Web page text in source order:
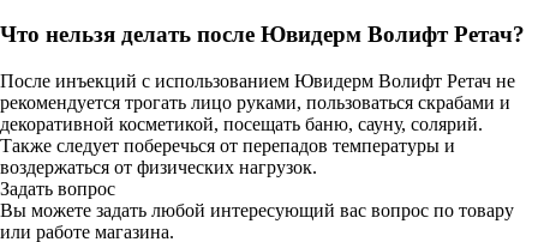
Что нельзя делать после Ювидерм Волифт Ретач?
После инъекций с использованием Ювидерм Волифт Ретач не
рекомендуется трогать лицо руками, пользоваться скрабами и
декоративной косметикой, посещать баню, сауну, солярий.
Также следует поберечься от перепадов температуры и
воздержаться от физических нагрузок.
Задать вопрос
Вы можете задать любой интересующий вас вопрос по товару
или работе магазина.